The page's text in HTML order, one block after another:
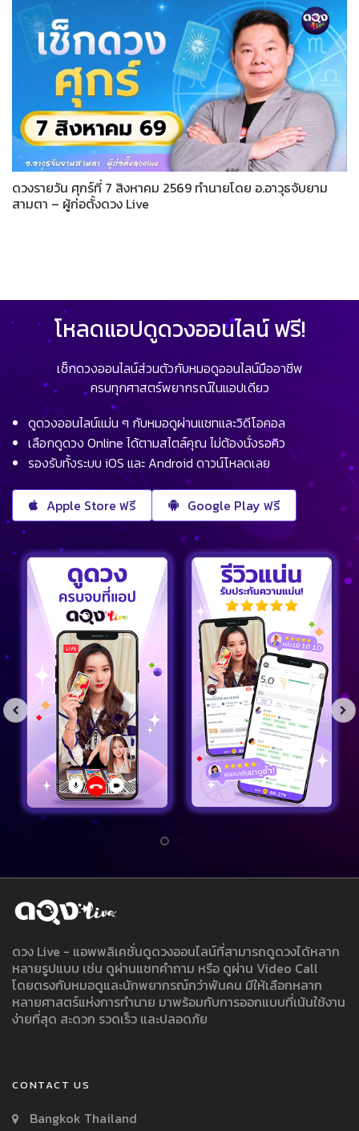
ดวงรายวัน ศุกร์ที่ 7 สิงหาคม 2569 ทำนายโดย อ.อาวุธจับยาม
สามตา – ผู้ก่อตั้งดวง Live
โหลดแอปดูดวงออนไลน์ ฟรี!
เช็กดวงออนไลน์ส่วนตัวกับหมอดูออนไลน์มืออาชีพ
ครบทุกศาสตร์พยากรณ์ในแอปเดียว
ดูดวงออนไลน์แม่น ๆ กับหมอดูผ่านแชทและวิดีโอคอล
เลือกดูดวง Online ได้ตามสไตล์คุณ ไม่ต้องนั่งรอคิว
รองรับทั้งระบบ iOS และ Android ดาวน์โหลดเลย
Apple Store ฟรี Google Play ฟรี
ดวง Live - แอพพลิเคชั่นดูดวงออนไลน์ที่สามารถดูดวงได้หลาก
หลายรูปแบบ เช่น ดูผ่านแชทคำถาม หรือ ดูผ่าน Video Call
โดยตรงกับหมอดูและนักพยากรณ์กว่าพันคน มีให้เลือกหลาก
หลายศาสตร์แห่งการทำนาย มาพร้อมกับการออกแบบที่เน้นใช้งาน
ง่ายที่สุด สะดวก รวดเร็ว และปลอดภัย
CONTACT US
Bangkok Thailand